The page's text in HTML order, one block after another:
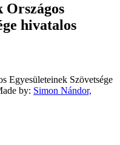
Országos
hivatalos
Egyesületeinek Szövetsége
by: Simon Nándor,